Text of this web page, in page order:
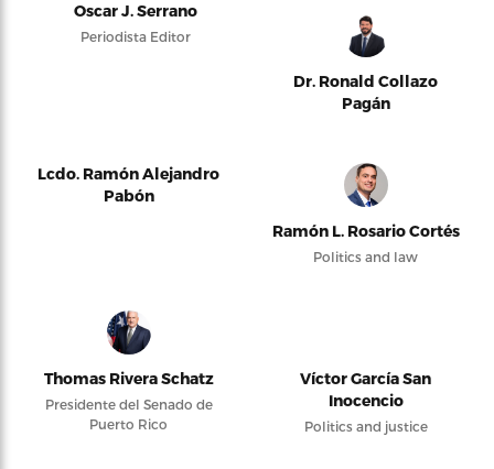
Oscar J. Serrano
Periodista Editor
Dr. Ronald Collazo
Pagán
Lcdo. Ramón Alejandro
Pabón
Ramón L. Rosario Cortés
Politics and law
Thomas Rivera Schatz
Presidente del Senado de
Puerto Rico
Víctor García San
Inocencio
Politics and justice